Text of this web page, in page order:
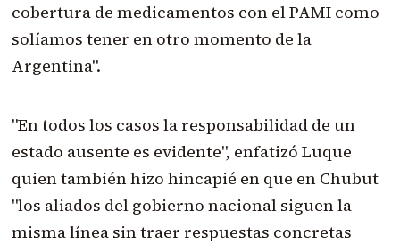
cobertura de medicamentos con el PAMI como
solíamos tener en otro momento de la
Argentina".
"En todos los casos la responsabilidad de un
estado ausente es evidente", enfatizó Luque
quien también hizo hincapié en que en Chubut
"los aliados del gobierno nacional siguen la
misma línea sin traer respuestas concretas